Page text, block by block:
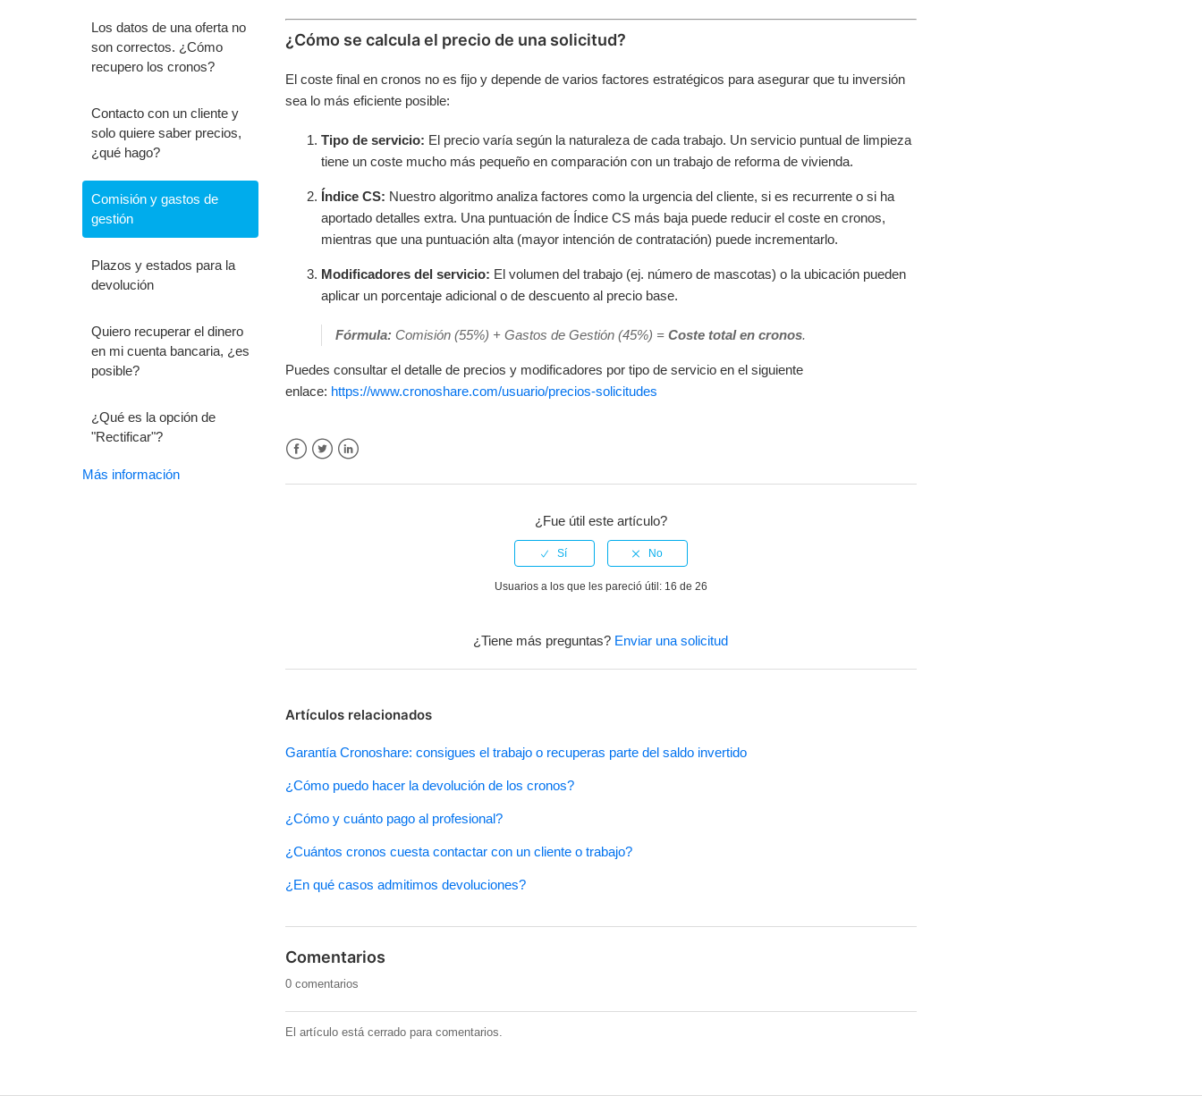
Los datos de una oferta no
son correctos. ¿Cómo
recupero los cronos?
Contacto con un cliente y
solo quiere saber precios,
¿qué hago?
Comisión y gastos de
gestión
Plazos y estados para la
devolución
Quiero recuperar el dinero
en mi cuenta bancaria, ¿es
posible?
¿Qué es la opción de
"Rectificar"?
Más información
¿Cómo se calcula el precio de una solicitud?
El coste final en cronos no es fijo y depende de varios factores estratégicos para asegurar que tu inversión
sea lo más eficiente posible:
Tipo de servicio: El precio varía según la naturaleza de cada trabajo. Un servicio puntual de limpieza
tiene un coste mucho más pequeño en comparación con un trabajo de reforma de vivienda.
Índice CS: Nuestro algoritmo analiza factores como la urgencia del cliente, si es recurrente o si ha
aportado detalles extra. Una puntuación de Índice CS más baja puede reducir el coste en cronos,
mientras que una puntuación alta (mayor intención de contratación) puede incrementarlo.
Modificadores del servicio: El volumen del trabajo (ej. número de mascotas) o la ubicación pueden
aplicar un porcentaje adicional o de descuento al precio base.
Fórmula: Comisión (55%) + Gastos de Gestión (45%) =Coste total en cronos.
Puedes consultar el detalle de precios y modificadores por tipo de servicio en el siguiente
enlace: https://www.cronoshare.com/usuario/precios-solicitudes
¿Fue útil este artículo?
Usuarios a los que les pareció útil: 16 de 26
¿Tiene más preguntas? Enviar una solicitud
Artículos relacionados
Garantía Cronoshare: consigues el trabajo o recuperas parte del saldo invertido
¿Cómo puedo hacer la devolución de los cronos?
¿Cómo y cuánto pago al profesional?
¿Cuántos cronos cuesta contactar con un cliente o trabajo?
¿En qué casos admitimos devoluciones?
Comentarios
0 comentarios
El artículo está cerrado para comentarios.